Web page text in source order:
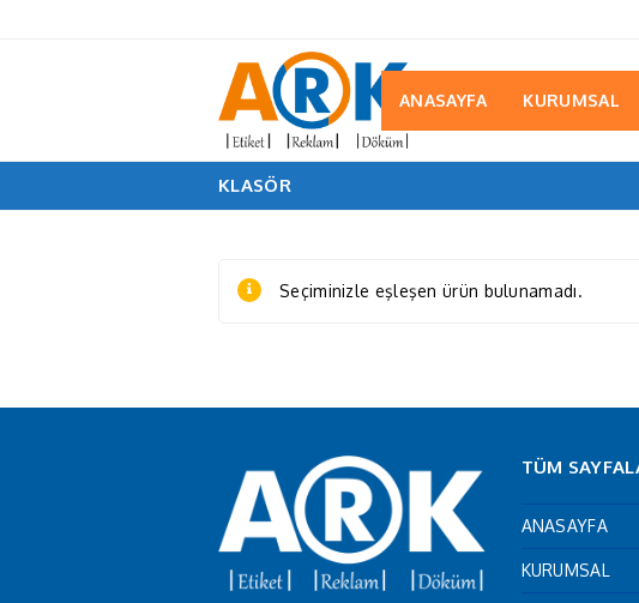
ANASAYFA KURUMSAL
KLASÖR
Seçiminizle eşleşen ürün bulunamadı.
TÜM
ANASAYFA
KURUMSAL